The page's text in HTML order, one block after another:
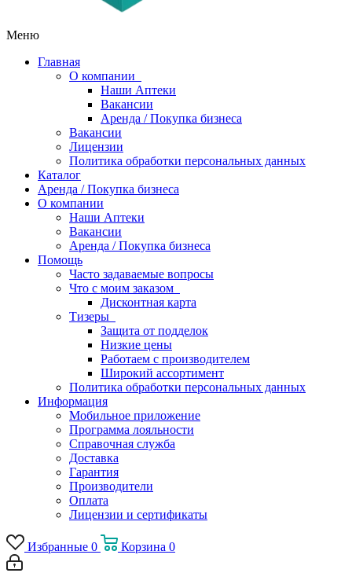
Меню
Главная
О компании
Наши Аптеки
Вакансии
Аренда / Покупка бизнеса
Вакансии
Лицензии
Политика обработки персональных данных
Каталог
Аренда / Покупка бизнеса
О компании
Наши Аптеки
Вакансии
Аренда / Покупка бизнеса
Помощь
Часто задаваемые вопросы
Что с моим заказом
Дисконтная карта
Тизеры
Защита от подделок
Низкие цены
Работаем с производителем
Широкий ассортимент
Политика обработки персональных данных
Информация
Мобильное приложение
Программа лояльности
Справочная служба
Доставка
Гарантия
Производители
Оплата
Лицензии и сертификаты
Избранные 0 Корзина 0